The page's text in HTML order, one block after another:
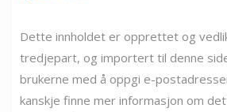
Dette innholdet er opprettet og
tredjepart, og importert til denne
brukerne med å oppgi e-
kanskje finne mer informasjon om